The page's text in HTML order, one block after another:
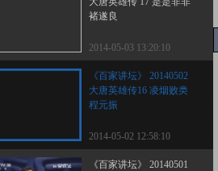
褚遂良
2014-05-03 13:20:10
《百家讲坛》 20140502
大唐英雄传16 凌烟败类
程元振
2014-05-02 12:58:10
《百家讲坛》 20140501